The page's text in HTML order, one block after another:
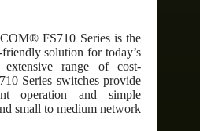
FS710 Series is the
solution for today’s
range of cost-
Series switches provide
operation and simple
small to medium network